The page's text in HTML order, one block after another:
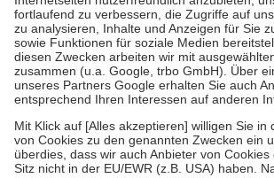
höchstens zehn Euro.Es sind jedoch nie mehr
Kosten der Leistung zu entrichten.
Diese Regeln gelten grundsätzlich auch für
Bei Heilmitteln und häuslicher Krankenpflege
Zuzahlung zehn Prozent der Kosten sowie
Um das Engagement der Versicherten für ihre
stärken und die besondere Stellung der
fallenkeine Zuzahlungen an bei: